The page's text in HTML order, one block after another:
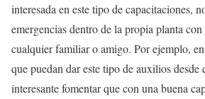
interesada en este tipo de capacitaciones,
emergencias dentro de la propia planta
cualquier familiar o amigo. Por ejemplo,
que puedan dar este tipo de auxilios desde
interesante fomentar que con una buena